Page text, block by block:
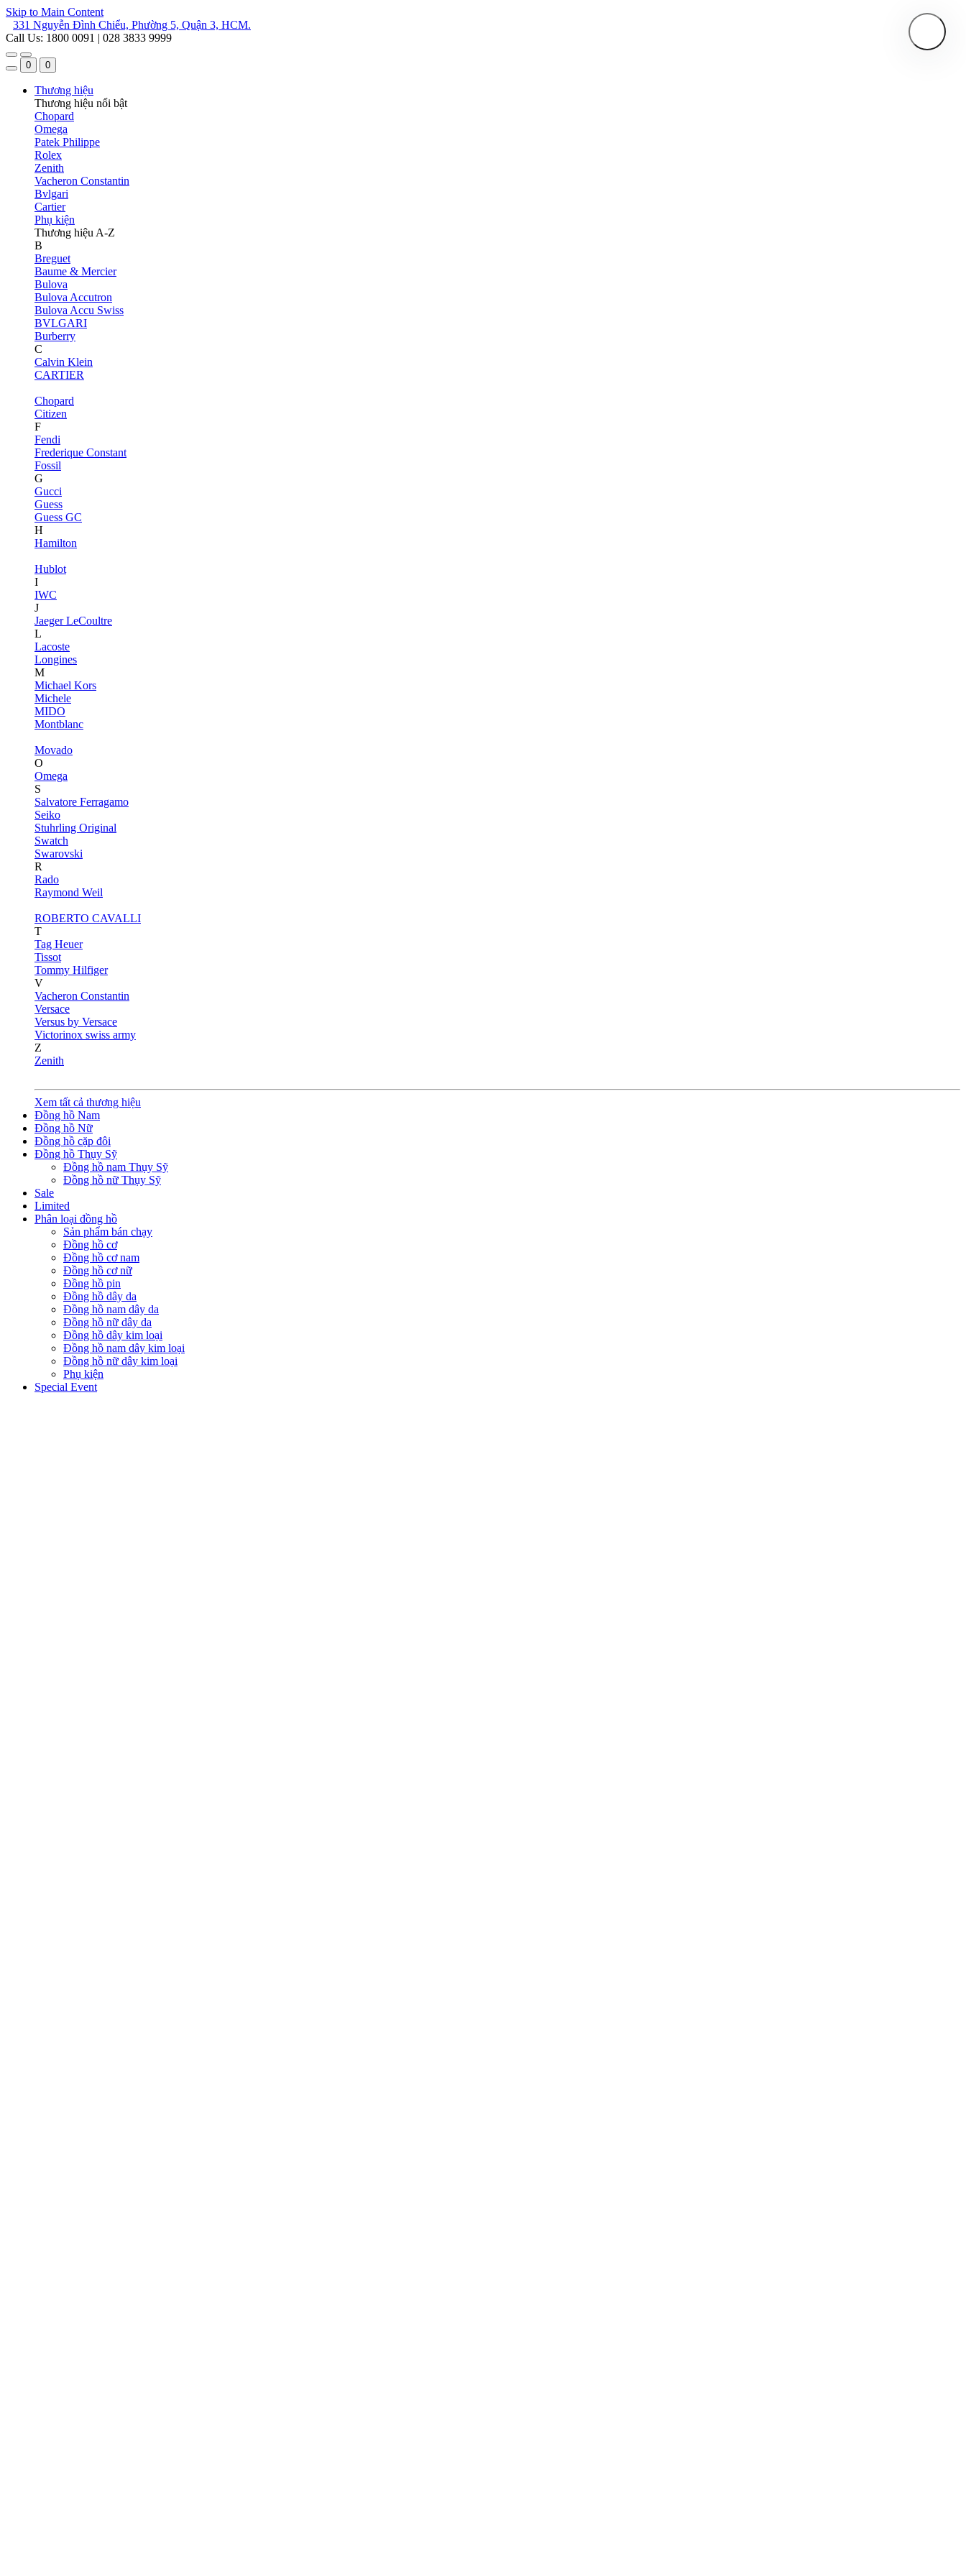
Skip to Main Content
331 Nguyễn Đình Chiểu, Phường 5, Quận 3, HCM.
Call Us: 1800 0091 | 028 3833 9999
0 0
Thương hiệu
Thương hiệu nổi bật
Chopard
Omega
Patek Philippe
Rolex
Zenith
Vacheron Constantin
Bvlgari
Cartier
Phụ kiện
Thương hiệu A-Z
B
Breguet
Baume & Mercier
Bulova
Bulova Accutron
Bulova Accu Swiss
BVLGARI
Burberry
C
Calvin Klein
CARTIER
Chopard
Citizen
F
Fendi
Frederique Constant
Fossil
G
Gucci
Guess
Guess GC
H
Hamilton
Hublot
I
IWC
J
Jaeger LeCoultre
L
Lacoste
Longines
M
Michael Kors
Michele
MIDO
Montblanc
Movado
O
Omega
S
Salvatore Ferragamo
Seiko
Stuhrling Original
Swatch
Swarovski
R
Rado
Raymond Weil
ROBERTO CAVALLI
T
Tag Heuer
Tissot
Tommy Hilfiger
V
Vacheron Constantin
Versace
Versus by Versace
Victorinox swiss army
Z
Zenith
Xem tất cả thương hiệu
Đồng hồ Nam
Đồng hồ Nữ
Đồng hồ cặp đôi
Đồng hồ Thụy Sỹ
Đồng hồ nam Thụy Sỹ
Đồng hồ nữ Thụy Sỹ
Sale
Limited
Phân loại đồng hồ
Sản phẩm bán chạy
Đồng hồ cơ
Đồng hồ cơ nam
Đồng hồ cơ nữ
Đồng hồ pin
Đồng hồ dây da
Đồng hồ nam dây da
Đồng hồ nữ dây da
Đồng hồ dây kim loại
Đồng hồ nam dây kim loại
Đồng hồ nữ dây kim loại
Phụ kiện
Special Event